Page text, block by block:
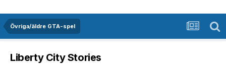
Övriga/äldre GTA-spel
Liberty City Stories